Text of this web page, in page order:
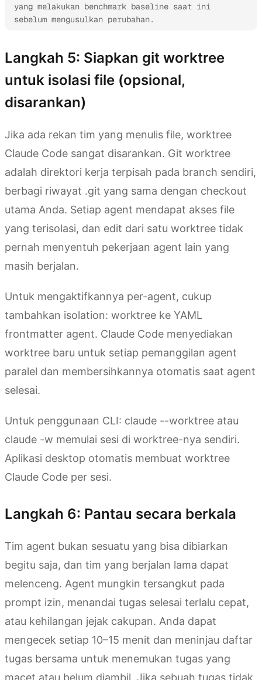
yang melakukan benchmark baseline saat ini
sebelum mengusulkan perubahan.
Langkah 5: Siapkan git worktree
untuk isolasi file (opsional,
disarankan)
Jika ada rekan tim yang menulis file, worktree
Claude Code sangat disarankan. Git worktree
adalah direktori kerja terpisah pada branch sendiri,
berbagi riwayat .git yang sama dengan checkout
utama Anda. Setiap agent mendapat akses file
yang terisolasi, dan edit dari satu worktree tidak
pernah menyentuh pekerjaan agent lain yang
masih berjalan.
Untuk mengaktifkannya per-agent, cukup
tambahkan isolation: worktree ke YAML
frontmatter agent. Claude Code menyediakan
worktree baru untuk setiap pemanggilan agent
paralel dan membersihkannya otomatis saat agent
selesai.
Untuk penggunaan CLI: claude --worktree atau
claude -w memulai sesi di worktree-nya sendiri.
Aplikasi desktop otomatis membuat worktree
Claude Code per sesi.
Langkah 6: Pantau secara berkala
Tim agent bukan sesuatu yang bisa dibiarkan
begitu saja, dan tim yang berjalan lama dapat
melenceng. Agent mungkin tersangkut pada
prompt izin, menandai tugas selesai terlalu cepat,
atau kehilangan jejak cakupan. Anda dapat
mengecek setiap 10–15 menit dan meninjau daftar
tugas bersama untuk menemukan tugas yang
macet atau belum diambil. Jika sebuah tugas tidak